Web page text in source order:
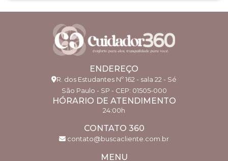
ENDEREÇO
R. dos Estudantes Nº 162 - sala 22 - Sé
São Paulo - SP - CEP: 01505-000
HÓRARIO DE ATENDIMENTO
24:00h
CONTATO 360
contato@buscacliente.com.br
MENU